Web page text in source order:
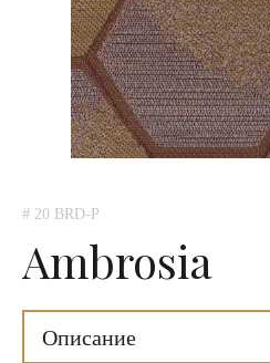
# 20 BRD-P
Ambrosia
Описание